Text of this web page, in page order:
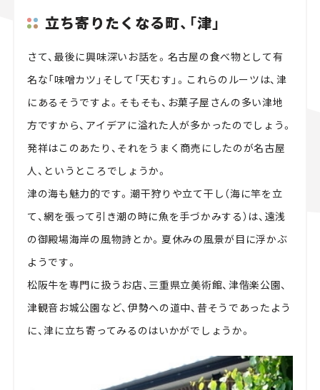
立ち寄りたくなる町、「津」
さて、最後に興味深いお話を。名古屋の食べ物として有
名な「味噌カツ」そして「天むす」。これらのルーツは、津
にあるそうですよ。そもそも、お菓子屋さんの多い津地
方ですから、アイデアに溢れた人が多かったのでしょう。
発祥はこのあたり、それをうまく商売にしたのが名古屋
人、というところでしょうか。
津の海も魅力的です。潮干狩りや立て干し（海に竿を立
て、網を張って引き潮の時に魚を手づかみする）は、遠浅
の御殿場海岸の風物詩とか。夏休みの風景が目に浮かぶ
ようです。
松阪牛を専門に扱うお店、三重県立美術館、津偕楽公園、
津観音お城公園など、伊勢への道中、昔そうであったよう
に、津に立ち寄ってみるのはいかがでしょうか。